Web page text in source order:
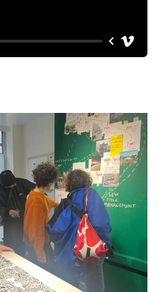
(Palestina), Charles
(Italië), Lorenzo Tripodi
Polina Vietrova (Polen),
Hebanowski (Polen) en City
Europe Programmeen
#adaptiveReuse